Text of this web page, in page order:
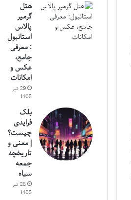
هتل
گرمیر
پالاس
استانبول
: معرفی
جامع،
عکس و
امکانات
29 تیر
1405
بلک
فرایدی
چیست؟
| معنی و
تاریخچه
جمعه
سیاه
28 تیر
1405